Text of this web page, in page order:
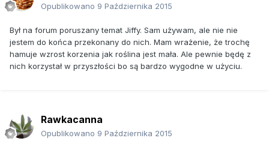
Opublikowano 9 Października 2015
Był na forum poruszany temat Jiffy. Sam używam, ale nie nie
jestem do końca przekonany do nich. Mam wrażenie, że trochę
hamuje wzrost korzenia jak roślina jest mała. Ale pewnie będę z
nich korzystał w przyszłości bo są bardzo wygodne w użyciu.
Rawkacanna
Opublikowano 9 Października 2015